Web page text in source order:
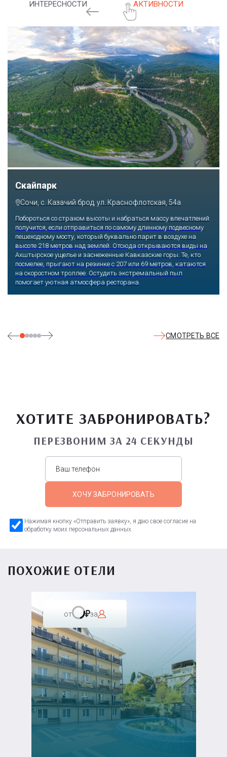
ИНТЕРЕСНОСТИ АКТИВНОСТИ
Скайпарк
Сочи, с. Казачий брод, ул. Краснофлотская, 54а
Побороться со страхом высоты и набраться массу впечатлений
получится, если отправиться по самому длинному подвесному
пешеходному мосту, который буквально парит в воздухе на
высоте 218 метров над землей. Отсюда открываются виды на
Ахштырское ущелье и заснеженные Кавказские горы. Те, кто
посмелее, прыгают на резинке с 207 или 69 метров, катаются
на скоростном троллее. Остудить экстремальный пыл
помогает уютная атмосфера ресторана.
СМОТРЕТЬ ВСЕ
ХОТИТЕ ЗАБРОНИРОВАТЬ?
ПЕРЕЗВОНИМ ЗА 24 СЕКУНДЫ
ХОЧУ ЗАБРОНИРОВАТЬ
Нажимая кнопку «Отправить заявку», я даю свое согласие на
обработку моих персональных данных
ПОХОЖИЕ ОТЕЛИ
от за